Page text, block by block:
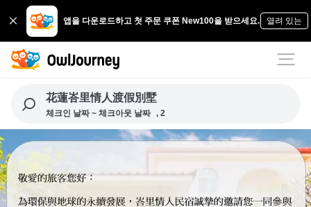
앱을 다운로드하고 첫 주문 쿠폰 New100을 받으세요. 열려 있는
花蓮峇里情人渡假別墅
체크인 날짜 ~ 체크아웃 날짜 , 2